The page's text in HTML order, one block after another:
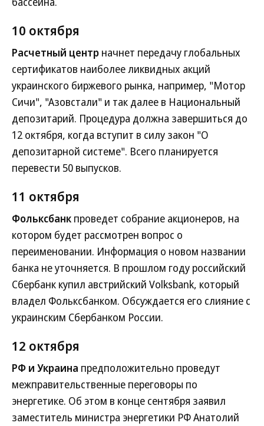
10 октября
Расчетный центр начнет передачу глобальных
сертификатов наиболее ликвидных акций
украинского биржевого рынка, например, "Мотор
Сичи", "Азовстали" и так далее в Национальный
депозитарий. Процедура должна завершиться до
12 октября, когда вступит в силу закон "О
депозитарной системе". Всего планируется
перевести 50 выпусков.
11 октября
Фольксбанк проведет собрание акционеров, на
котором будет рассмотрен вопрос о
переименовании. Информация о новом названии
банка не уточняется. В прошлом году российский
Сбербанк купил австрийский Volksbank, который
владел Фольксбанком. Обсуждается его слияние с
украинским Сбербанком России.
12 октября
РФ и Украина предположительно проведут
межправительственные переговоры по
энергетике. Об этом в конце сентября заявил
заместитель министра энергетики РФ Анатолий